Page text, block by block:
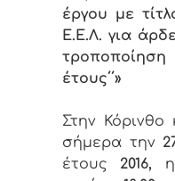
έργου με
Ε.Ε.Λ. για
έτους΄΄»
Στην Κόρινθο
σήμερα την
έτους 2016,